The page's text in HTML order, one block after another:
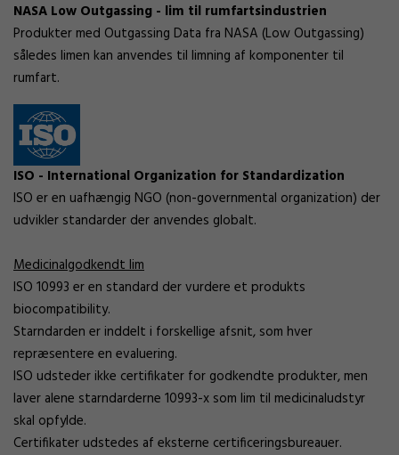
NASA Low Outgassing - lim til rumfartsindustrien
Produkter med Outgassing Data fra NASA (Low Outgassing)
således limen kan anvendes til limning af komponenter til
rumfart.
ISO - International Organization for Standardization
ISO er en uafhængig NGO (non-governmental organization) der
udvikler standarder der anvendes globalt.
Medicinalgodkendt lim
ISO 10993 er en standard der vurdere et produkts
biocompatibility.
Starndarden er inddelt i forskellige afsnit, som hver
repræsentere en evaluering.
ISO udsteder ikke certifikater for godkendte produkter, men
laver alene starndarderne 10993-x som lim til medicinaludstyr
skal opfylde.
Certifikater udstedes af eksterne certificeringsbureauer.